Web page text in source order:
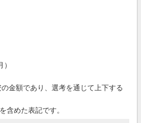
金額であり、選考を通じて上下する
含めた表記です。